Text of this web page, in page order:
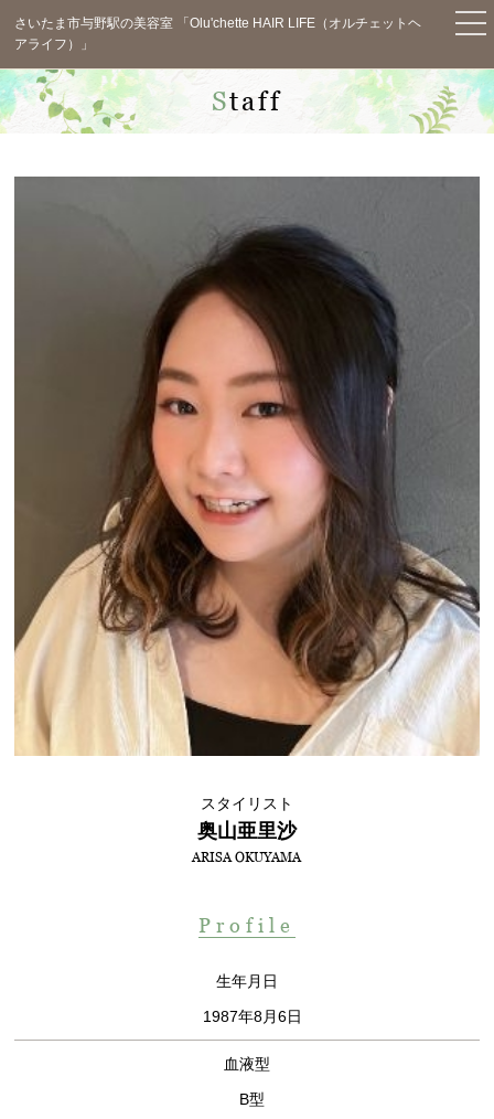
さいたま市与野駅の美容室 「Olu'chette HAIR LIFE（オルチェットヘ
アライフ）」
TOP
News
Concept
WEB予約
Staff
スタイリスト
奥山亜里沙
ARISA OKUYAMA
Profile
生年月日
1987年8月6日
血液型
B型